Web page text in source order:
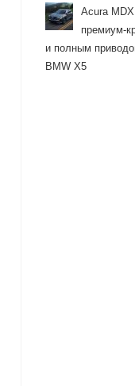
Acura
премиум-
и полным
BMW X5